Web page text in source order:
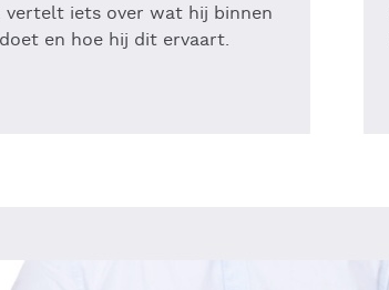
vertelt iets over wat hij binnen
en hoe hij dit ervaart.